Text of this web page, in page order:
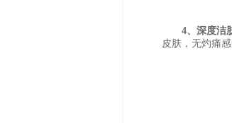
4、深度洁
皮肤，无灼痛感